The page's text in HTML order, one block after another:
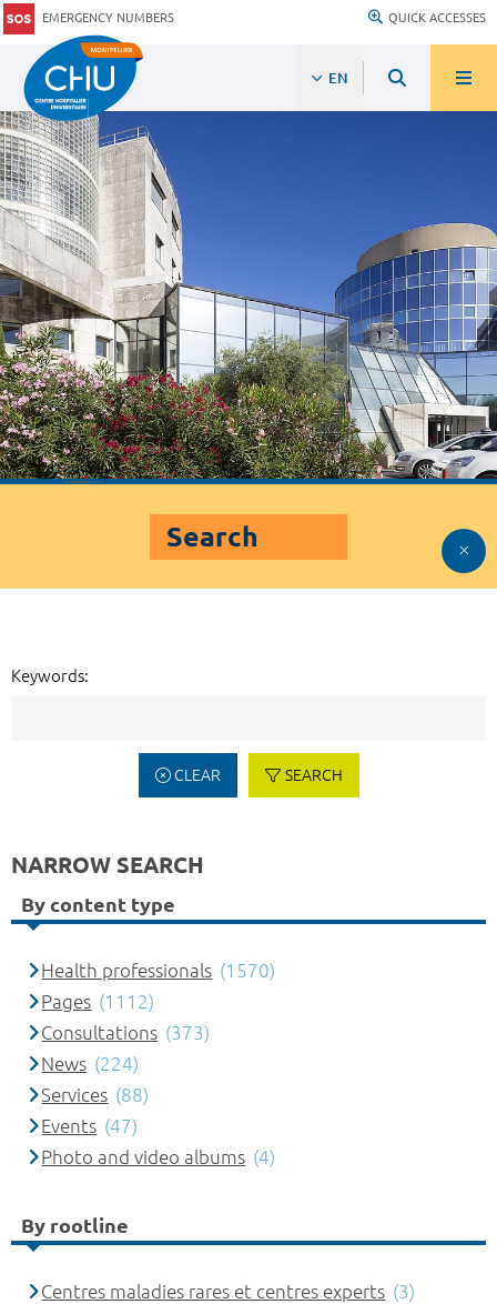
EMERGENCY NUMBERS QUICK ACCESSES
EN
Search
Keywords:
CLEAR SEARCH
NARROW SEARCH
By content type
Health professionals (1570)
Pages (1112)
Consultations (373)
News (224)
Services (88)
Events (47)
Photo and video albums (4)
By rootline
Centres maladies rares et centres experts (3)